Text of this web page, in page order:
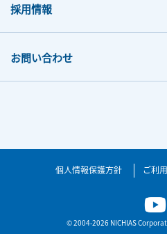
採用情報
お問い合わせ
個人情報保護方針 ご利
© 2004-2026 NICHIAS